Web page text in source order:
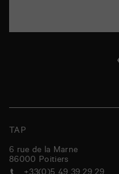
i
g
a
TAP
6 rue de la Marne
86000 Poitiers